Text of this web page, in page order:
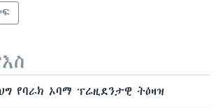
የባራክ ኦባማ ፕሬዚደንታዊ ትዕዛዝ